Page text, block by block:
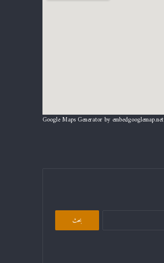
Google Maps Generator by embedgooglemap.net